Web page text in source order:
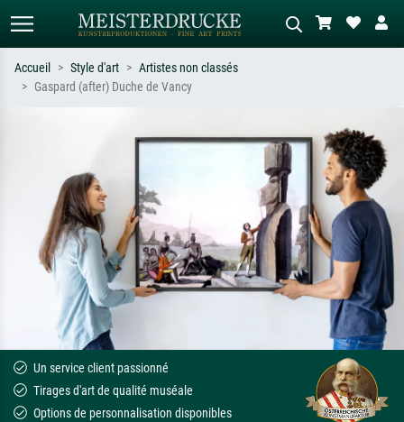
nu.
Décrivez la scène – ex. prairie verte,
abstrait avec beaucoup de rouge,
tableau sombre, nu debout près d'un
arbre.
Accueil Style d'art
Artistes non classés
Gaspard (after) Duche de Vancy
Un service client passionné
Tirages d'art de qualité muséale
Options de personnalisation disponibles